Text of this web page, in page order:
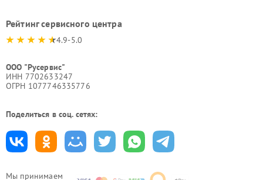
Мы принимаем
Рейтинг сервисного центра
4.9-5.0
ООО "Русервис"
ИНН 7702633247
ОГРН 1077746335776
Поделиться в соц. сетях: